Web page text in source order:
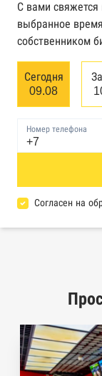
Картотека
Единый
Реестр
Роспатента
ценных бумаг
С вами свяжется
выбранное
собственником
Сегодня
09.08
Номер телефона
Согласен на